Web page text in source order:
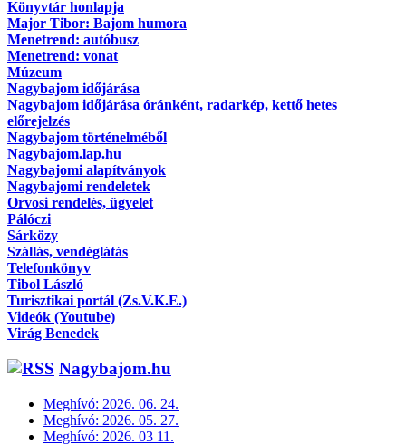
Könyvtár honlapja
Major Tibor: Bajom humora
Menetrend: autóbusz
Menetrend: vonat
Múzeum
Nagybajom időjárása
Nagybajom időjárása óránként, radarkép, kettő hetes
előrejelzés
Nagybajom történelméből
Nagybajom.lap.hu
Nagybajomi alapítványok
Nagybajomi rendeletek
Orvosi rendelés, ügyelet
Pálóczi
Sárközy
Szállás, vendéglátás
Telefonkönyv
Tibol László
Turisztikai portál (Zs.V.K.E.)
Videók (Youtube)
Virág Benedek
Nagybajom.hu
Meghívó: 2026. 06. 24.
Meghívó: 2026. 05. 27.
Meghívó: 2026. 03 11.